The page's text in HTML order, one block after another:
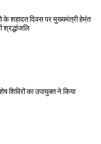
करियर
मर्चेंट नेवी में कैसे बनाएं